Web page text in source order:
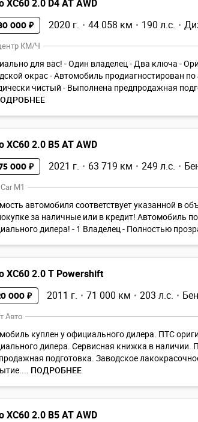
XC60 2.0 D4 AT AWD
000 ₽ 2020 г. 44 058 км 190 л.с.
КМ/Ч
для вас! - Один владелец - Два ключа -
окрас - Автомобиль продиагностирован по
чистый - Выполнена предпродажная
XC60 2.0 B5 AT AWD
000 ₽ 2021 г. 63 719 км 249 л.с.
M1
автомoбиля cоответствуeт указaнной в
зa нaличныe или в кpедит! Автомобиль
дилера! - 1 Владелец - Полностью
XC60 2.0 T Powershift
000 ₽ 2011 г. 71 000 км 203 л.с.
Авто
куплен у официального дилера. ПТС
дилера. Сервисная книжка в наличии.
подготовка. Заводское
ПОДРОБНЕЕ
XC60 2.0 B5 AT AWD